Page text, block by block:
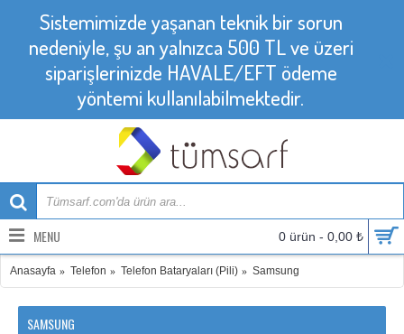
Sistemimizde yaşanan teknik bir sorun
nedeniyle, şu an yalnızca 500 TL ve üzeri
siparişlerinizde HAVALE/EFT ödeme
yöntemi kullanılabilmektedir.
0 ürün - 0,00 ₺
MENU
Anasayfa Telefon Telefon Bataryaları (Pili) Samsung
SAMSUNG